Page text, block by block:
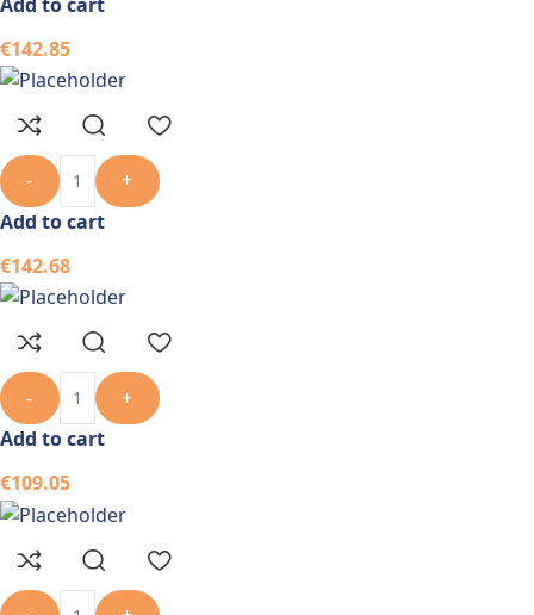
€142.85
-
+
Add to cart
€142.68
-
+
Add to cart
€109.05